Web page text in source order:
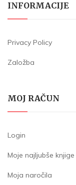
INFORMACIJE
Privacy Policy
Založba
MOJ RAČUN
Login
Moje najljubše knjige
Moja naročila